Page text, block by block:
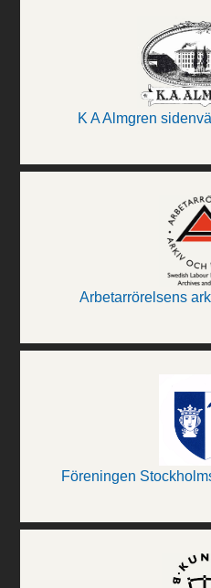
K A Almgren
Arbetarrörelsens
Föreningen